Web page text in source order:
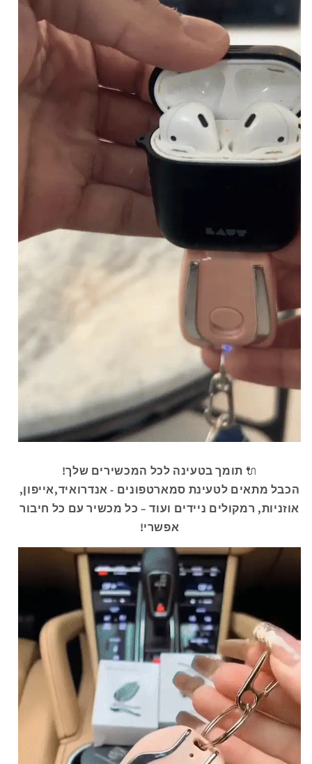
🔌 תומך בטעינה לכל המכשירים שלך!
הכבל מתאים לטעינת סמארטפונים - אנדרואיד,אייפון,
אוזניות, רמקולים ניידים ועוד – כל מכשיר עם כל חיבור
אפשרי!